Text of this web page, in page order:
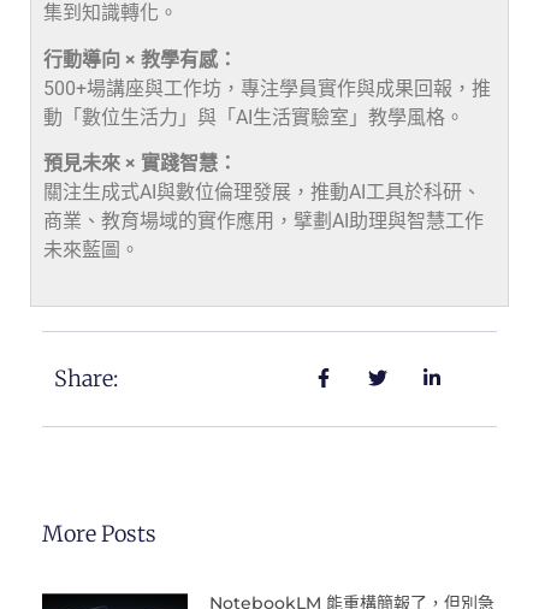
集到知識轉化。
行動導向 × 教學有感：
500+場講座與工作坊，專注學員實作與成果回報，推
動「數位生活力」與「AI生活實驗室」教學風格。
預見未來 × 實踐智慧：
關注生成式AI與數位倫理發展，推動AI工具於科研、
商業、教育場域的實作應用，擘劃AI助理與智慧工作
未來藍圖。
Share:
More Posts
NotebookLM 能重構簡報了，但別急